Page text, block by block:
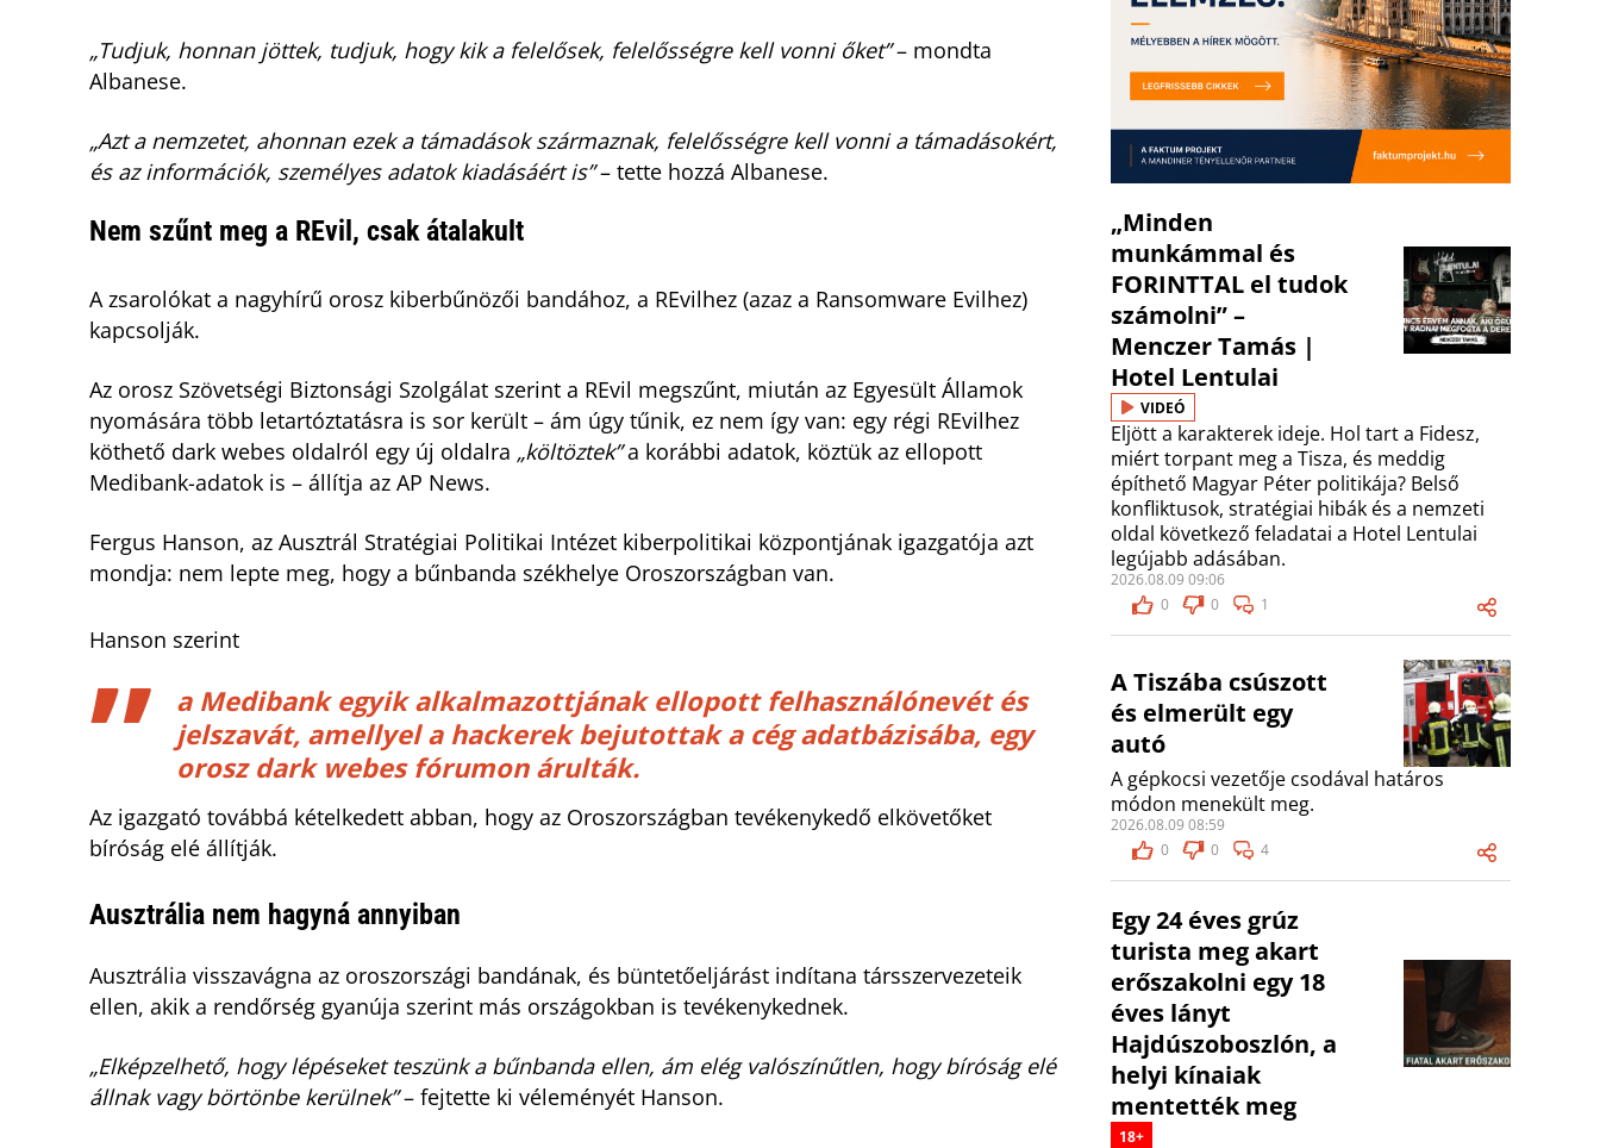
„Tudjuk, honnan jöttek, tudjuk, hogy kik a felelősek, felelősségre kell vonni őket”– mondta
Albanese.
„Azt a nemzetet, ahonnan ezek a támadások származnak, felelősségre kell vonni a támadásokért,
és az információk, személyes adatok kiadásáért is”– tette hozzá Albanese.
Nem szűnt meg a REvil, csak átalakult
A zsarolókat a nagyhírű orosz kiberbűnözői bandához, a REvilhez (azaz a Ransomware Evilhez)
kapcsolják.
Az orosz Szövetségi Biztonsági Szolgálat szerint a REvil megszűnt, miután az Egyesült Államok
nyomására több letartóztatásra is sor került – ám úgy tűnik, ez nem így van: egy régi REvilhez
köthető dark webes oldalról egy új oldalra „költöztek”a korábbi adatok, köztük az ellopott
Medibank-adatok is – állítja az AP News.
Fergus Hanson, az Ausztrál Stratégiai Politikai Intézet kiberpolitikai központjának igazgatója azt
mondja: nem lepte meg, hogy a bűnbanda székhelye Oroszországban van.
Hanson szerint
a Medibank egyik alkalmazottjának ellopott felhasználónevét és
jelszavát, amellyel a hackerek bejutottak a cég adatbázisába, egy
orosz dark webes fórumon árulták.
Az igazgató továbbá kételkedett abban, hogy az Oroszországban tevékenykedő elkövetőket
bíróság elé állítják.
Ausztrália nem hagyná annyiban
Ausztrália visszavágna az oroszországi bandának, és büntetőeljárást indítana társszervezeteik
ellen, akik a rendőrség gyanúja szerint más országokban is tevékenykednek.
„Elképzelhető, hogy lépéseket teszünk a bűnbanda ellen, ám elég valószínűtlen, hogy bíróság elé
állnak vagy börtönbe kerülnek”– fejtette ki véleményét Hanson.
„Minden
munkámmal és
FORINTTAL el tudok
számolni” –
Menczer Tamás |
Hotel Lentulai
VIDEÓ
Eljött a karakterek ideje. Hol tart a Fidesz,
miért torpant meg a Tisza, és meddig
építhető Magyar Péter politikája? Belső
konfliktusok, stratégiai hibák és a nemzeti
oldal következő feladatai a Hotel Lentulai
legújabb adásában.
2026.08.09 09:06
0
0 1
A Tiszába csúszott
és elmerült egy
autó
A gépkocsi vezetője csodával határos
módon menekült meg.
2026.08.09 08:59
0
0 4
Egy 24 éves grúz
turista meg akart
erőszakolni egy 18
éves lányt
Hajdúszoboszlón, a
helyi kínaiak
mentették meg
18+